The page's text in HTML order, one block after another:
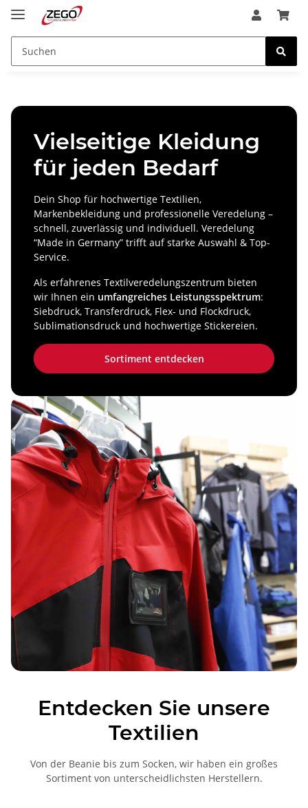
Vielseitige Kleidung
für jeden Bedarf
Dein Shop für hochwertige Textilien,
Markenbekleidung und professionelle Veredelung –
schnell, zuverlässig und individuell. Veredelung
“Made in Germany” trifft auf starke Auswahl & Top-
Service.
Als erfahrenes Textilveredelungszentrum bieten
wir Ihnen ein umfangreiches Leistungsspektrum:
Siebdruck, Transferdruck, Flex‑ und Flockdruck,
Sublimationsdruck und hochwertige Stickereien.
Sortiment entdecken
Entdecken Sie unsere
Textilien
Von der Beanie bis zum Socken, wir haben ein großes
Sortiment von unterscheidlichsten Herstellern.